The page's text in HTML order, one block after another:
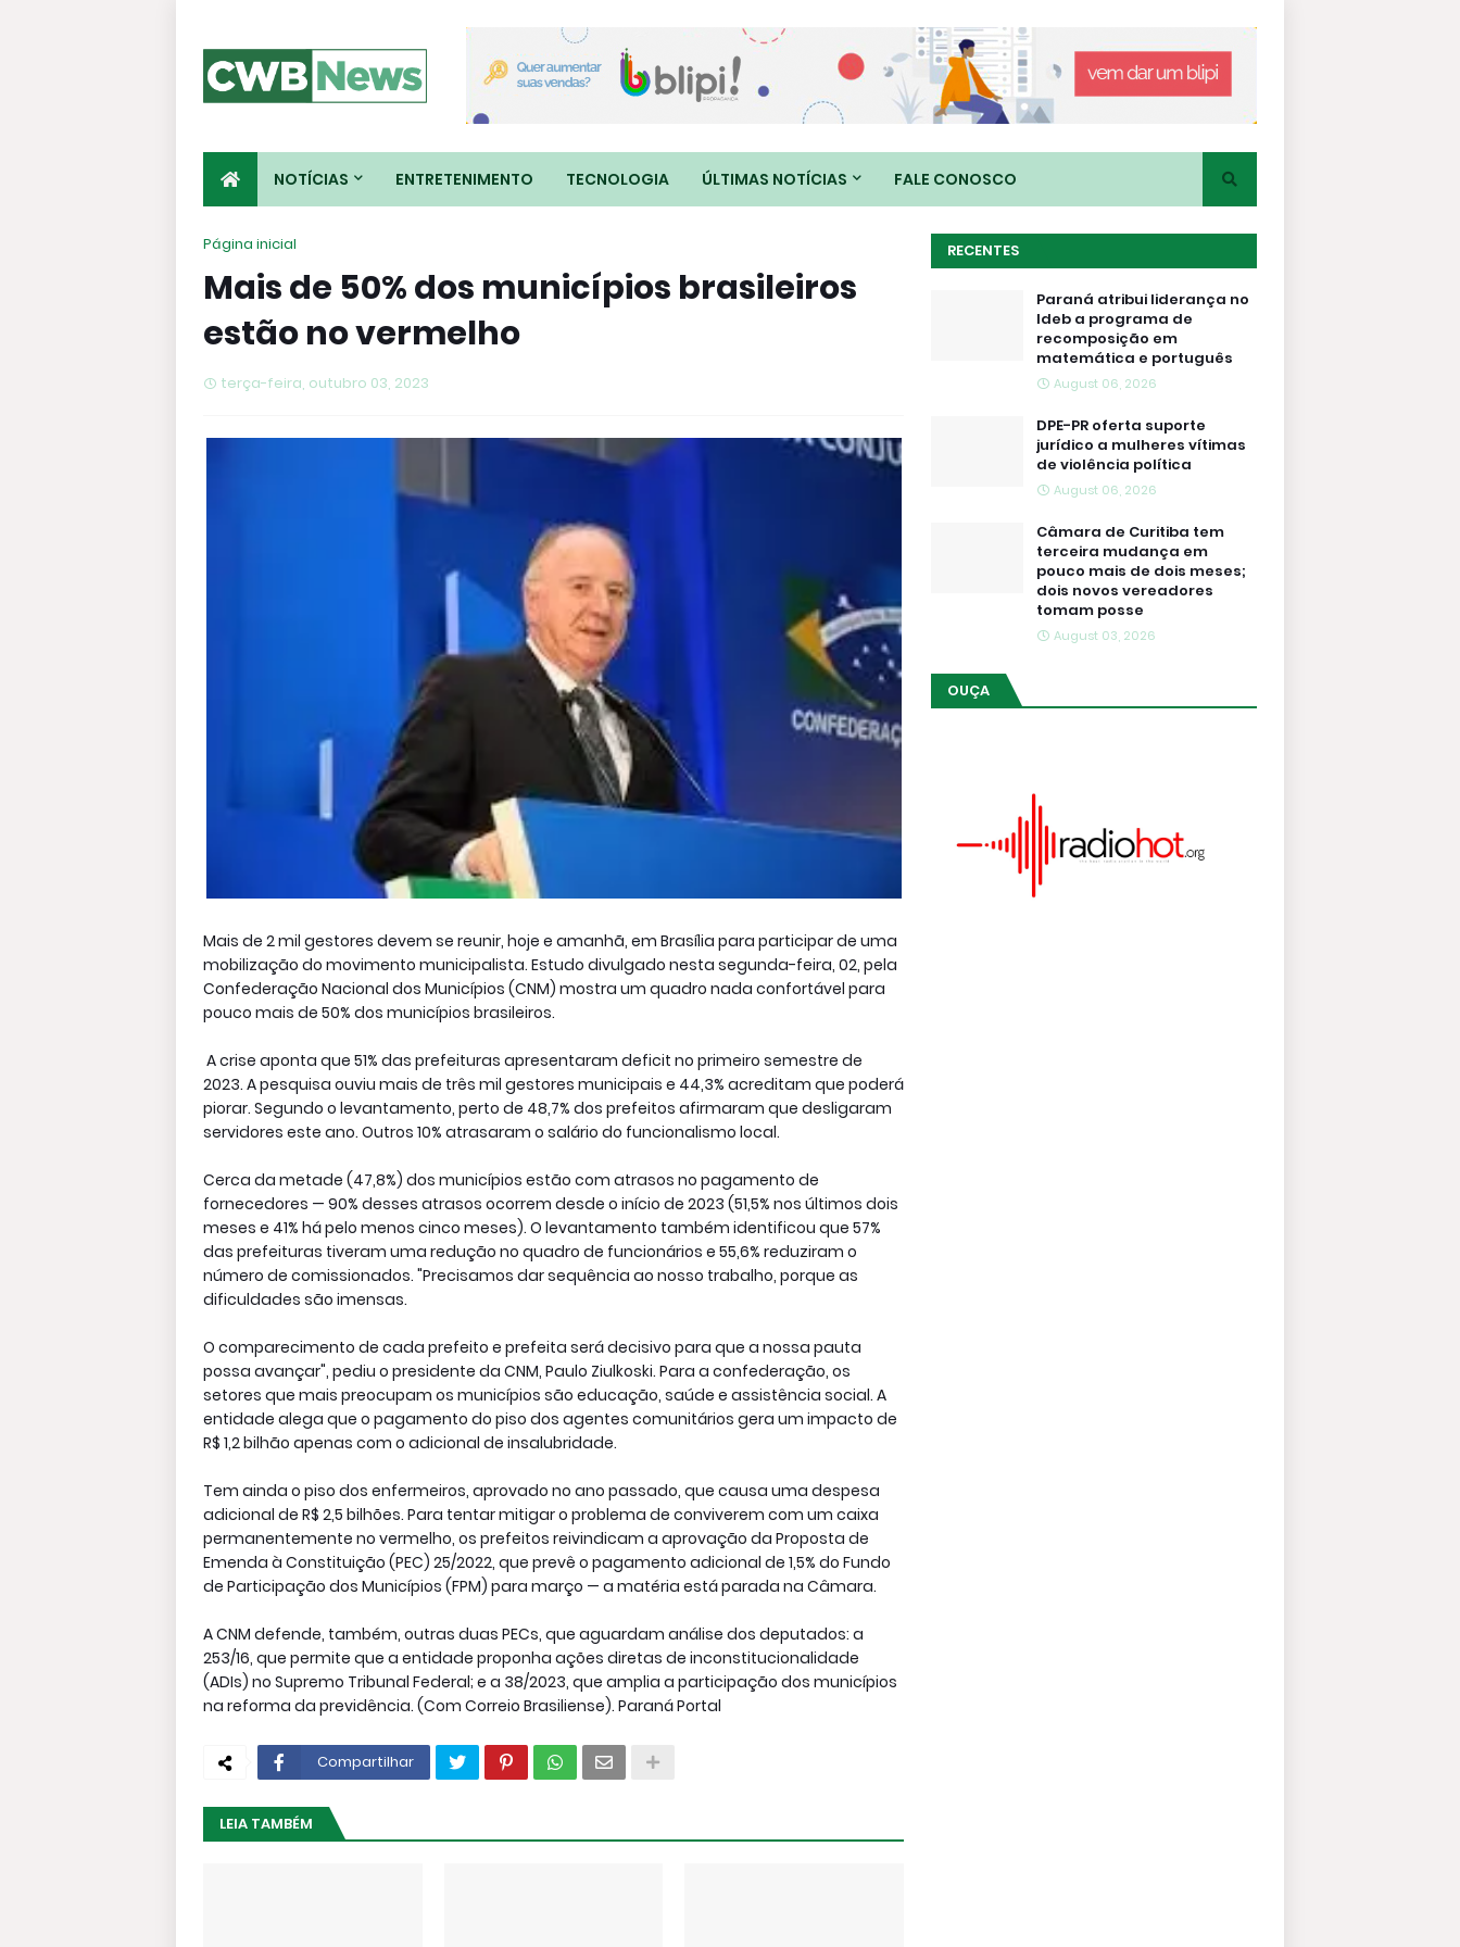
NOTÍCIAS ENTRETENIMENTO TECNOLOGIA ÚLTIMAS NOTÍCIAS FALE CONOSCO
Página inicial
Mais de 50% dos municípios brasileiros
estão no vermelho
terça-feira, outubro 03, 2023
Mais de 2 mil gestores devem se reunir, hoje e amanhã, em Brasília para participar de uma
mobilização do movimento municipalista. Estudo divulgado nesta segunda-feira, 02, pela
Confederação Nacional dos Municípios (CNM) mostra um quadro nada confortável para
pouco mais de 50% dos municípios brasileiros.
A crise aponta que 51% das prefeituras apresentaram deficit no primeiro semestre de
2023. A pesquisa ouviu mais de três mil gestores municipais e 44,3% acreditam que poderá
piorar. Segundo o levantamento, perto de 48,7% dos prefeitos afirmaram que desligaram
servidores este ano. Outros 10% atrasaram o salário do funcionalismo local.
Cerca da metade (47,8%) dos municípios estão com atrasos no pagamento de
fornecedores — 90% desses atrasos ocorrem desde o início de 2023 (51,5% nos últimos dois
meses e 41% há pelo menos cinco meses). O levantamento também identificou que 57%
das prefeituras tiveram uma redução no quadro de funcionários e 55,6% reduziram o
número de comissionados. "Precisamos dar sequência ao nosso trabalho, porque as
dificuldades são imensas.
O comparecimento de cada prefeito e prefeita será decisivo para que a nossa pauta
possa avançar", pediu o presidente da CNM, Paulo Ziulkoski. Para a confederação, os
setores que mais preocupam os municípios são educação, saúde e assistência social. A
entidade alega que o pagamento do piso dos agentes comunitários gera um impacto de
R$ 1,2 bilhão apenas com o adicional de insalubridade.
Tem ainda o piso dos enfermeiros, aprovado no ano passado, que causa uma despesa
adicional de R$ 2,5 bilhões. Para tentar mitigar o problema de conviverem com um caixa
permanentemente no vermelho, os prefeitos reivindicam a aprovação da Proposta de
Emenda à Constituição (PEC) 25/2022, que prevê o pagamento adicional de 1,5% do Fundo
de Participação dos Municípios (FPM) para março — a matéria está parada na Câmara.
A CNM defende, também, outras duas PECs, que aguardam análise dos deputados: a
253/16, que permite que a entidade proponha ações diretas de inconstitucionalidade
(ADIs) no Supremo Tribunal Federal; e a 38/2023, que amplia a participação dos municípios
na reforma da previdência. (Com Correio Brasiliense). Paraná Portal
Compartilhar
LEIA TAMBÉM
RECENTES
Paraná atribui liderança no
Ideb a programa de
recomposição em
matemática e português
August 06, 2026
DPE-PR oferta suporte
jurídico a mulheres vítimas
de violência política
August 06, 2026
Câmara de Curitiba tem
terceira mudança em
pouco mais de dois meses;
dois novos vereadores
tomam posse
August 03, 2026
OUÇA